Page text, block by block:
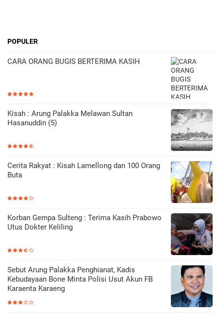
POPULER
CARA ORANG BUGIS BERTERIMA KASIH
Kisah : Arung Palakka Melawan Sultan
Hasanuddin (5)
Cerita Rakyat : Kisah Lamellong dan 100 Orang
Buta
Korban Gempa Sulteng : Terima Kasih Prabowo
Utus Dokter Keliling
Sebut Arung Palakka Penghianat, Kadis
Kebudayaan Bone Minta Polisi Usut Akun FB
Karaenta Karaeng